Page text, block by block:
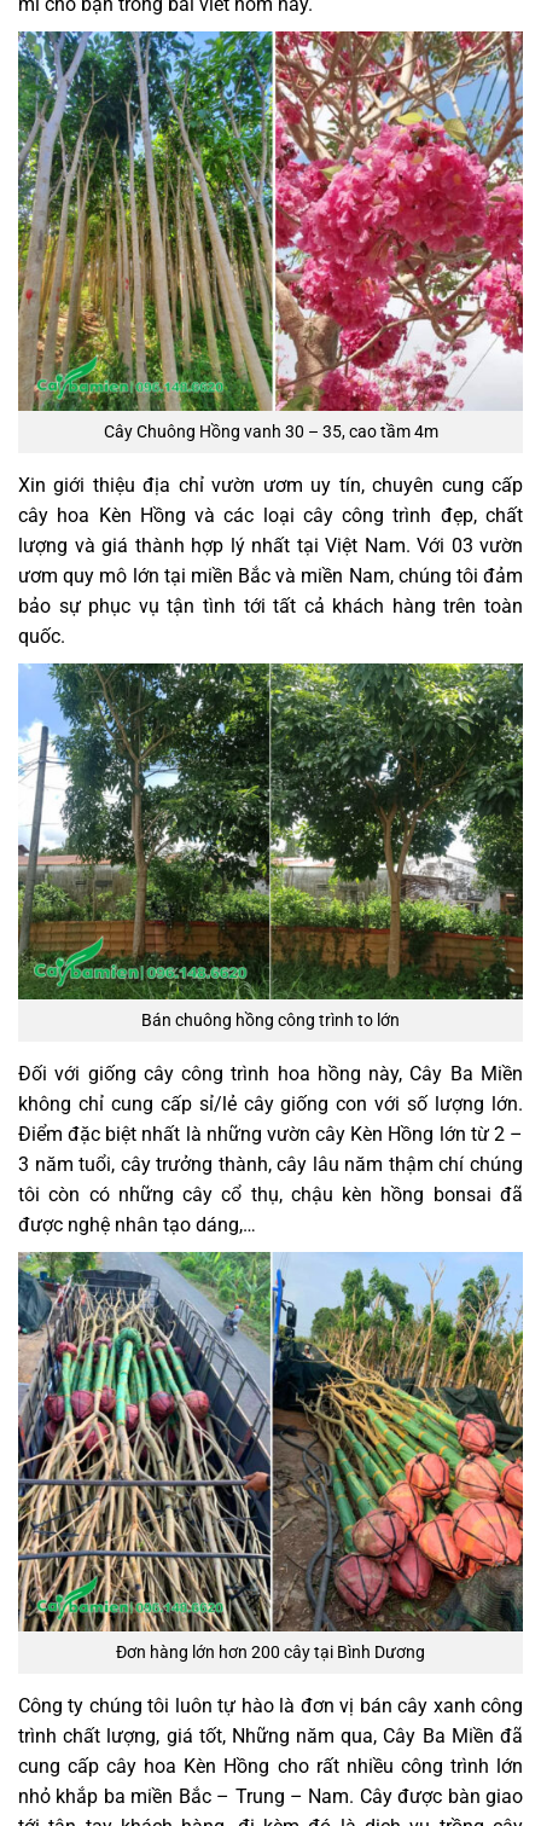
mí cho bạn trong bài viết hôm nay.
Cây Chuông Hồng vanh 30 – 35, cao tầm 4m
Xin giới thiệu địa chỉ vườn ươm uy tín, chuyên cung cấp
cây hoa Kèn Hồng và các loại cây công trình đẹp, chất
lượng và giá thành hợp lý nhất tại Việt Nam. Với 03 vườn
ươm quy mô lớn tại miền Bắc và miền Nam, chúng tôi đảm
bảo sự phục vụ tận tình tới tất cả khách hàng trên toàn
quốc.
Bán chuông hồng công trình to lớn
Đối với giống cây công trình hoa hồng này, Cây Ba Miền
không chỉ cung cấp sỉ/lẻ cây giống con với số lượng lớn.
Điểm đặc biệt nhất là những vườn cây Kèn Hồng lớn từ 2 –
3 năm tuổi, cây trưởng thành, cây lâu năm thậm chí chúng
tôi còn có những cây cổ thụ, chậu kèn hồng bonsai đã
được nghệ nhân tạo dáng,…
Đơn hàng lớn hơn 200 cây tại Bình Dương
Công ty chúng tôi luôn tự hào là đơn vị bán cây xanh công
trình chất lượng, giá tốt, Những năm qua, Cây Ba Miền đã
cung cấp cây hoa Kèn Hồng cho rất nhiều công trình lớn
nhỏ khắp ba miền Bắc – Trung – Nam. Cây được bàn giao